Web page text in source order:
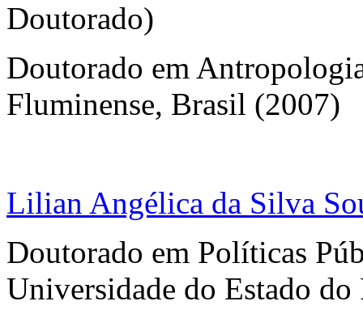
Doutorado)
Doutorado em
Fluminense, Brasil (2007)
Lilian Angélica da Silva
Doutorado em Políticas
Universidade do Estado